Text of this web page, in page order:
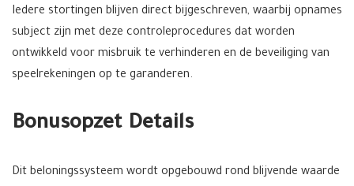
Iedere stortingen blijven direct bijgeschreven, waarbij opnames
subject zijn met deze controleprocedures dat worden
ontwikkeld voor misbruik te verhinderen en de beveiliging van
speelrekeningen op te garanderen.
Bonusopzet Details
Dit beloningssysteem wordt opgebouwd rond blijvende waarde